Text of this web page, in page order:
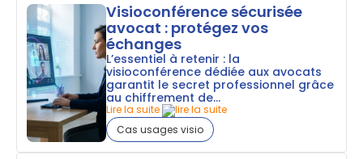
Visioconférence sécurisée
avocat : protégez vos
échanges
L’essentiel à retenir : la
visioconférence dédiée aux avocats
garantit le secret professionnel grâce
au chiffrement de...
Lire la suite
Cas usages visio